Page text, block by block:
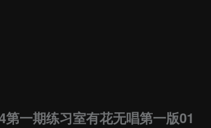
第一期练习室有花无唱第一版01